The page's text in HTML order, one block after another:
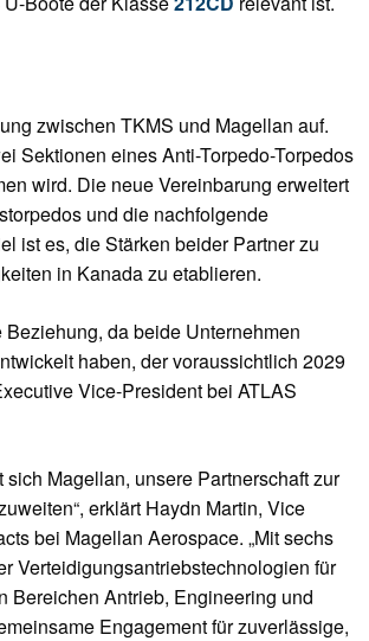
zwischen TKMS und Magellan auf.
Sektionen eines Anti-Torpedo-Torpedos
wird. Die neue Vereinbarung erweitert
und die nachfolgende
ist es, die Stärken beider Partner zu
in Kanada zu etablieren.
da beide Unternehmen
haben, der voraussichtlich 2029
Vice-President bei ATLAS
Magellan, unsere Partnerschaft zur
erklärt Haydn Martin, Vice
bei Magellan Aerospace. „Mit sechs
Verteidigungsantriebstechnologien für
Bereichen Antrieb, Engineering und
Engagement für zuverlässige,